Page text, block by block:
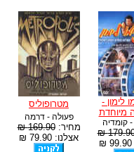
לימון -
מיוחדת
קומדיה
179.90
מטרופוליס
פעולה - דרמה
מחיר:169.90 ₪
אצלנו: 79.90 ₪